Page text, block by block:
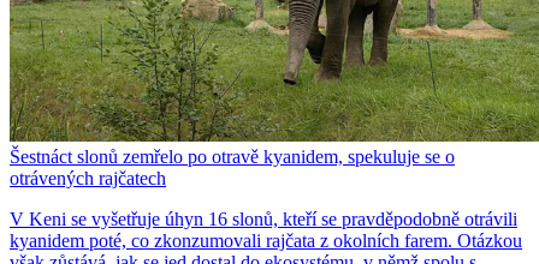
Šestnáct slonů zemřelo po otravě kyanidem, spekuluje se o
otrávených rajčatech
V Keni se vyšetřuje úhyn 16 slonů, kteří se pravděpodobně otrávili
kyanidem poté, co zkonzumovali rajčata z okolních farem. Otázkou